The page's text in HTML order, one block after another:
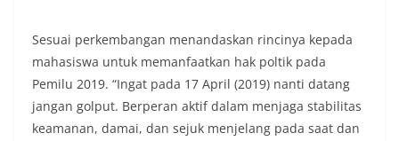
Sesuai perkembangan menandaskan rincinya kepada
mahasiswa untuk memanfaatkan hak poltik pada
Pemilu 2019. “Ingat pada 17 April (2019) nanti datang
jangan golput. Berperan aktif dalam menjaga stabilitas
keamanan, damai, dan sejuk menjelang pada saat dan